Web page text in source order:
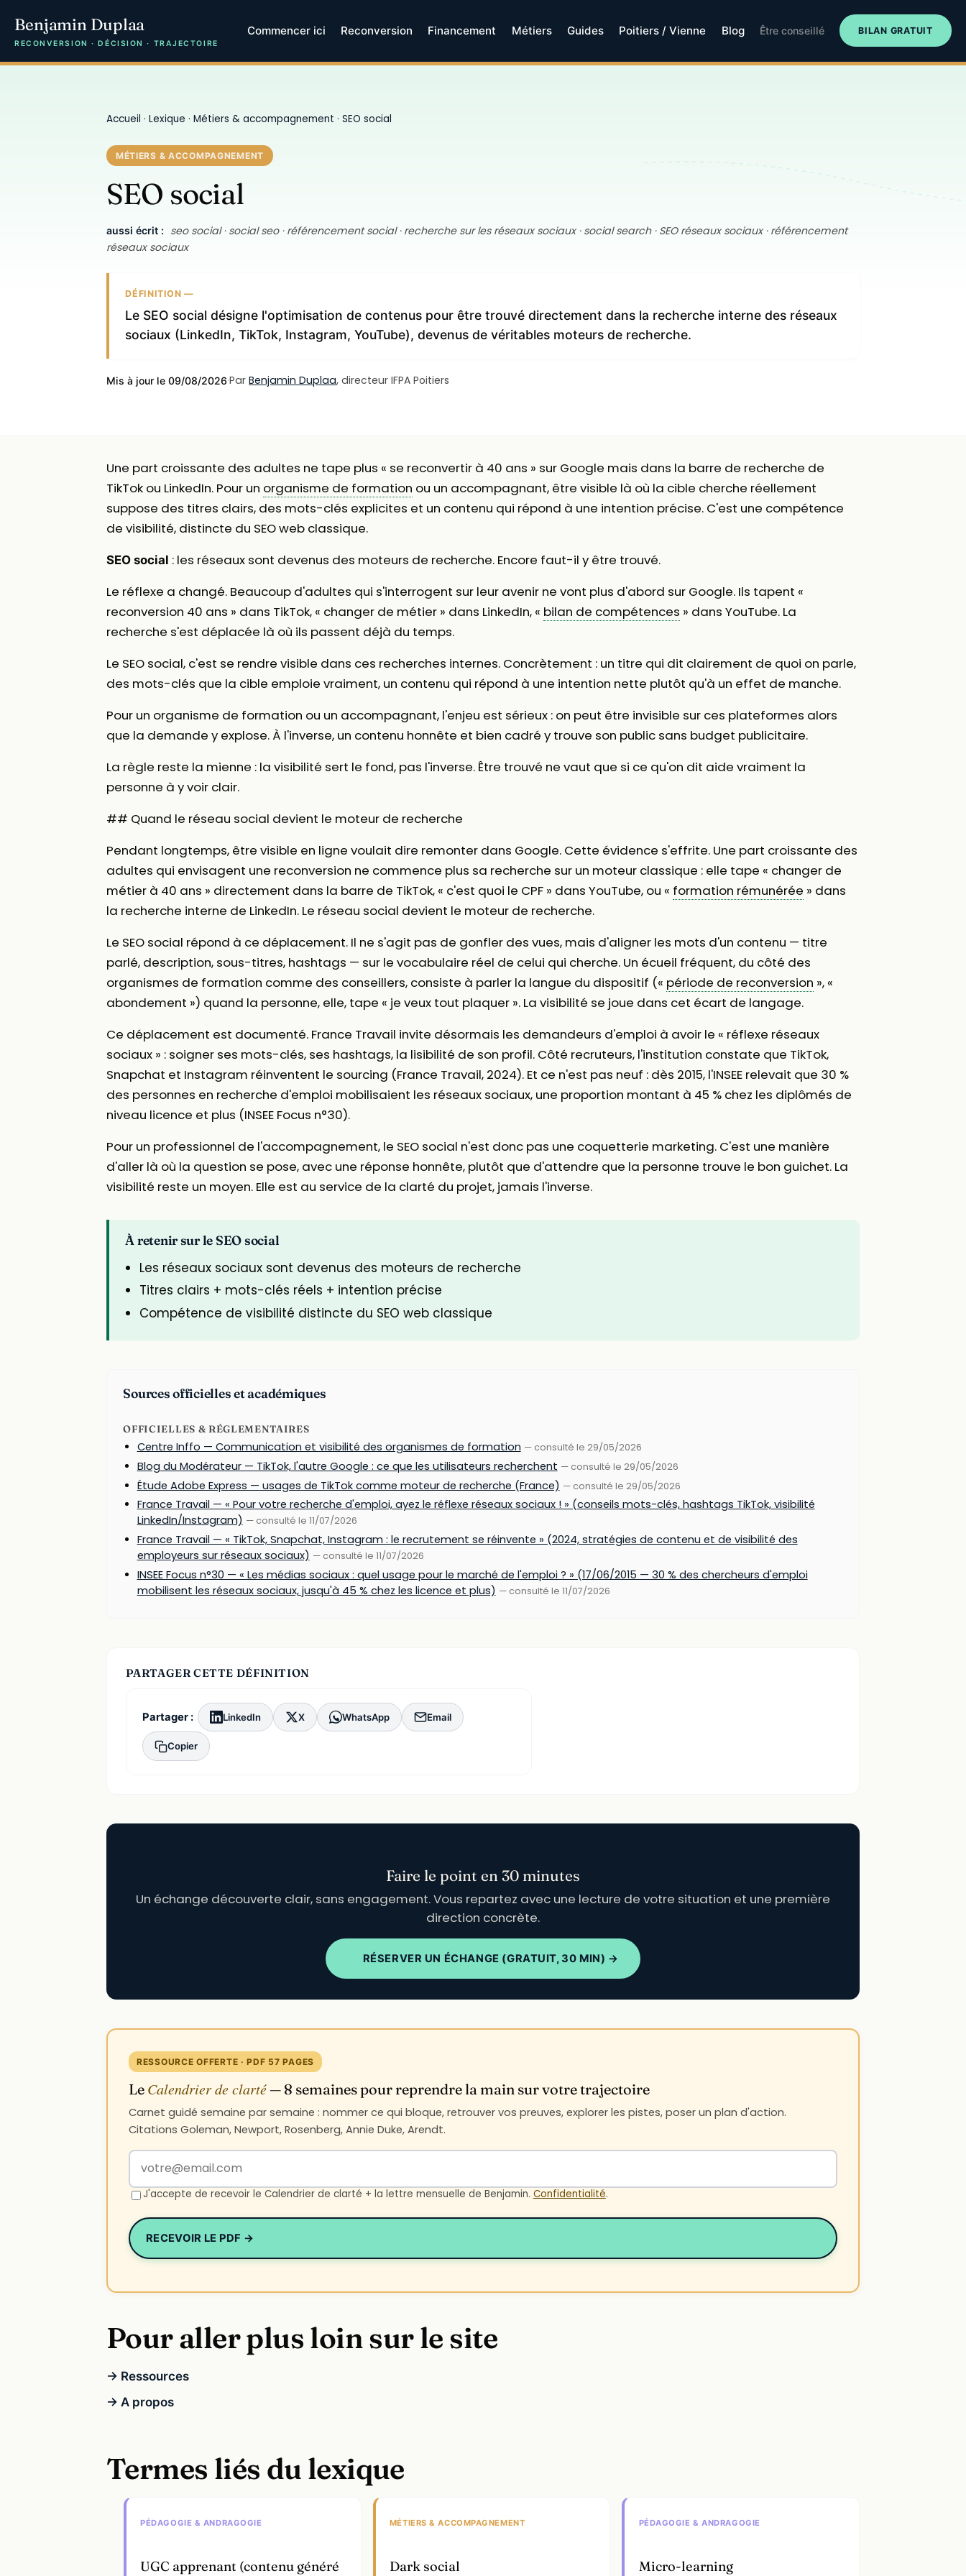
Benjamin Duplaa
RECONVERSION · DÉCISION · TRAJECTOIRE
Commencer ici Reconversion Financement Métiers Guides Poitiers / Vienne Blog Être conseillé BILAN GRATUIT
Accueil · Lexique · Métiers & accompagnement · SEO social
MÉTIERS & ACCOMPAGNEMENT
SEO social
aussi écrit :
seo social · social seo · référencement social · recherche sur les réseaux sociaux · social search · SEO réseaux sociaux · référencement
réseaux sociaux
DÉFINITION —
Le SEO social désigne l'optimisation de contenus pour être trouvé directement dans la recherche interne des réseaux
sociaux (LinkedIn, TikTok, Instagram, YouTube), devenus de véritables moteurs de recherche.
Mis à jour le 09/08/2026·Par Benjamin Duplaa, directeur IFPA Poitiers
Une part croissante des adultes ne tape plus « se reconvertir à 40 ans » sur Google mais dans la barre de recherche de
TikTok ou LinkedIn. Pour un organisme de formation ou un accompagnant, être visible là où la cible cherche réellement
suppose des titres clairs, des mots-clés explicites et un contenu qui répond à une intention précise. C'est une compétence
de visibilité, distincte du SEO web classique.
SEO social : les réseaux sont devenus des moteurs de recherche. Encore faut-il y être trouvé.
Le réflexe a changé. Beaucoup d'adultes qui s'interrogent sur leur avenir ne vont plus d'abord sur Google. Ils tapent «
reconversion 40 ans » dans TikTok, « changer de métier » dans LinkedIn, « bilan de compétences » dans YouTube. La
recherche s'est déplacée là où ils passent déjà du temps.
Le SEO social, c'est se rendre visible dans ces recherches internes. Concrètement : un titre qui dit clairement de quoi on parle,
des mots-clés que la cible emploie vraiment, un contenu qui répond à une intention nette plutôt qu'à un effet de manche.
Pour un organisme de formation ou un accompagnant, l'enjeu est sérieux : on peut être invisible sur ces plateformes alors
que la demande y explose. À l'inverse, un contenu honnête et bien cadré y trouve son public sans budget publicitaire.
La règle reste la mienne : la visibilité sert le fond, pas l'inverse. Être trouvé ne vaut que si ce qu'on dit aide vraiment la
personne à y voir clair.
## Quand le réseau social devient le moteur de recherche
Pendant longtemps, être visible en ligne voulait dire remonter dans Google. Cette évidence s'effrite. Une part croissante des
adultes qui envisagent une reconversion ne commence plus sa recherche sur un moteur classique : elle tape « changer de
métier à 40 ans » directement dans la barre de TikTok, « c'est quoi le CPF » dans YouTube, ou « formation rémunérée » dans
la recherche interne de LinkedIn. Le réseau social devient le moteur de recherche.
Le SEO social répond à ce déplacement. Il ne s'agit pas de gonfler des vues, mais d'aligner les mots d'un contenu — titre
parlé, description, sous-titres, hashtags — sur le vocabulaire réel de celui qui cherche. Un écueil fréquent, du côté des
organismes de formation comme des conseillers, consiste à parler la langue du dispositif (« période de reconversion », «
abondement ») quand la personne, elle, tape « je veux tout plaquer ». La visibilité se joue dans cet écart de langage.
Ce déplacement est documenté. France Travail invite désormais les demandeurs d'emploi à avoir le « réflexe réseaux
sociaux » : soigner ses mots-clés, ses hashtags, la lisibilité de son profil. Côté recruteurs, l'institution constate que TikTok,
Snapchat et Instagram réinventent le sourcing (France Travail, 2024). Et ce n'est pas neuf : dès 2015, l'INSEE relevait que 30 %
des personnes en recherche d'emploi mobilisaient les réseaux sociaux, une proportion montant à 45 % chez les diplômés de
niveau licence et plus (INSEE Focus n°30).
Pour un professionnel de l'accompagnement, le SEO social n'est donc pas une coquetterie marketing. C'est une manière
d'aller là où la question se pose, avec une réponse honnête, plutôt que d'attendre que la personne trouve le bon guichet. La
visibilité reste un moyen. Elle est au service de la clarté du projet, jamais l'inverse.
À retenir sur le SEO social
Les réseaux sociaux sont devenus des moteurs de recherche
Titres clairs + mots-clés réels + intention précise
Compétence de visibilité distincte du SEO web classique
Sources officielles et académiques
OFFICIELLES & RÉGLEMENTAIRES
Centre Inffo — Communication et visibilité des organismes de formation — consulté le 29/05/2026
Blog du Modérateur — TikTok, l'autre Google : ce que les utilisateurs recherchent — consulté le 29/05/2026
Étude Adobe Express — usages de TikTok comme moteur de recherche (France) — consulté le 29/05/2026
France Travail — « Pour votre recherche d'emploi, ayez le réflexe réseaux sociaux ! » (conseils mots-clés, hashtags TikTok, visibilité
LinkedIn/Instagram) — consulté le 11/07/2026
France Travail — « TikTok, Snapchat, Instagram : le recrutement se réinvente » (2024, stratégies de contenu et de visibilité des
employeurs sur réseaux sociaux) — consulté le 11/07/2026
INSEE Focus n°30 — « Les médias sociaux : quel usage pour le marché de l'emploi ? » (17/06/2015 — 30 % des chercheurs d'emploi
mobilisent les réseaux sociaux, jusqu'à 45 % chez les licence et plus) — consulté le 11/07/2026
PARTAGER CETTE DÉFINITION
Partager : LinkedIn X WhatsApp Email
Copier
Faire le point en 30 minutes
Un échange découverte clair, sans engagement. Vous repartez avec une lecture de votre situation et une première
direction concrète.
RÉSERVER UN ÉCHANGE (GRATUIT, 30 MIN) →
RESSOURCE OFFERTE · PDF 57 PAGES
Le Calendrier de clarté— 8 semaines pour reprendre la main sur votre trajectoire
Carnet guidé semaine par semaine : nommer ce qui bloque, retrouver vos preuves, explorer les pistes, poser un plan d'action.
Citations Goleman, Newport, Rosenberg, Annie Duke, Arendt.
Votre adresse email
J'accepte de recevoir le Calendrier de clarté + la lettre mensuelle de Benjamin. Confidentialité.
RECEVOIR LE PDF →
Pour aller plus loin sur le site
→ Ressources
→ A propos
Termes liés du lexique
PÉDAGOGIE & ANDRAGOGIE
UGC apprenant (contenu généré
MÉTIERS & ACCOMPAGNEMENT
Dark social
PÉDAGOGIE & ANDRAGOGIE
Micro-learning